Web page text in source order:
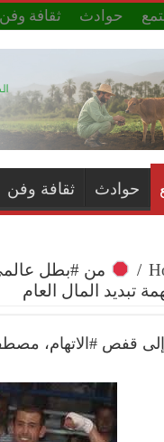
حوادث ثقافة وفن
حوادث ثقافة وفن
/
من #بطل
تبديد المال العام
قفص #الاتهام،